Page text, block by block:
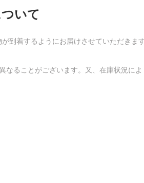
いて
到着するようにお届けさせていただきます
なることがございます。又、在庫状況に